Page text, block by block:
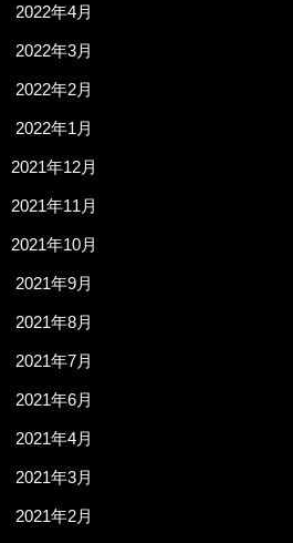
2022年4月
2022年3月
2022年2月
2022年1月
2021年12月
2021年11月
2021年10月
2021年9月
2021年8月
2021年7月
2021年6月
2021年4月
2021年3月
2021年2月